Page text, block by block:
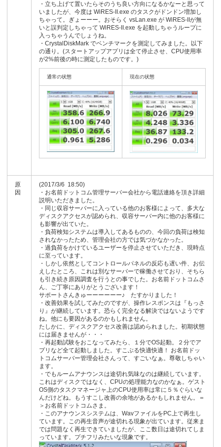
・立ち上げて置いたらそのうち良い方向になるかなーと思って
いましたが、今度は WiRES-II.exe のタスクがドンドン増加し
ちゃって。ぎょーーー。おそらく vsLan.exe が WiRES-IIが無
いと誤判定しちゃって WiRES-II.exe を起動しちゃうループに
入っちゃうんでしょうね。
・CrystalDiskMark でベンチマークを測定してみました。以下
の通り。(スタートアップアプリは全て停止させ、CPU使用率
が2%前後の時に測定したものです。)
通常の状態 現在の状態
原
因
(2017/3/6 18:50)
・お名前ドットコム管理サーバー会社から電話連絡を頂き詳細
説明いただきました。
・同じ収容サーバーに入っている他のお客様によって、多大な
ディスクアクセスが認められ、収容サーバー内に他のお客様に
も影響が出ていた。
・負荷検知システムは導入してあるものの、今回の負荷は検知
されなかったため、管理会社の方では気づかなかった。
・過負荷をかけているユーザーを停止させていただき、現時点
に至っています。
・しかし依然としてコントロールパネルの反応も遅い件、お伝
えしたところ、これは別なサーバーで稼働させており、そちら
も引き続き原因調査を行うとの事でした。お名前ドットコムさ
ん、ご丁寧にありがとうございます！
サポートさんきゅーーーーーー♪ たすかりました！
・改善効果を試してみたのですが、操作レスポンスは『もっさ
り』が継続しています。恐らく完全なる解決ではないようです
ね。他にも要因があるのかもしれません。
たしかに、ディスクアクセス改善は認められました。初期状態
には届きませんが・・・
・再起動試験をおこなってみたら、１分でOS起動。２分でア
プリなど全て起動しました。すこぶる快適快適！ お名前ドッ
トコムサーバー管理会社さんって、すごいなぁ。尊敬しちゃい
ます。
・でもルームアナウンスは途切れ気味なのは継続しています。
これはディスクではなく、CPUの処理能力なのかなぁ。ゲスト
OS側のタスクマネージャ上のCPU使用率は常に５％ぐらいな
んだけどね。もうすこし改善の余地があるかもしれません。＝
＞お名前ドットコムさま。
・このアナウンスシステムは、WavファイルをPC上で再生し
ています。この再生音声が途切れる現象が出ています。従来ま
では問題なく再生できていましたが、ここ数日は途切れてしま
っています。プチフリみたいな現象です。